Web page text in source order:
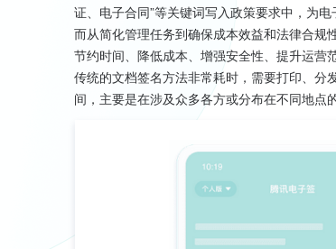
证、电子合同”等关键词写入政策要求中，为
而从简化管理任务到确保成本效益和法律合规
节约时间、降低成本、增强安全性、提升运营
传统的文档签名方法非常耗时，需要打印、分
间，主要是在涉及众多各方或分布在不同地点